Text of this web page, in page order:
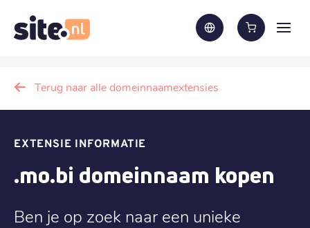
Terug naar alle domeinnaamextensies
EXTENSIE INFORMATIE
.mo.bi domeinnaam kopen
Ben je op zoek naar een unieke